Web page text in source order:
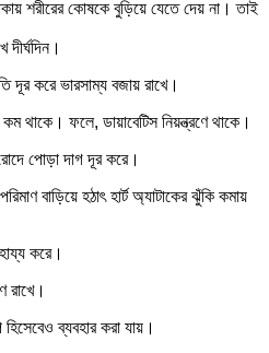
শরীরের কোষকে বুড়িয়ে যেতে দেয় না। তাই
দূর করে ভারসাম্য বজায় রাখে।
থাকে। ফলে, ডায়াবেটিস নিয়ন্ত্রণে থাকে।
পোড়া দাগ দূর করে।
বাড়িয়ে হঠাৎ হার্ট অ্যাটাকের ঝুঁকি কমায়
করে।
রাখে।
হিসেবেও ব্যবহার করা যায়।